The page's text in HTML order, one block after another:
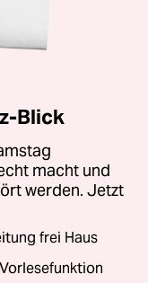
Blick
macht und
werden. Jetzt
frei Haus